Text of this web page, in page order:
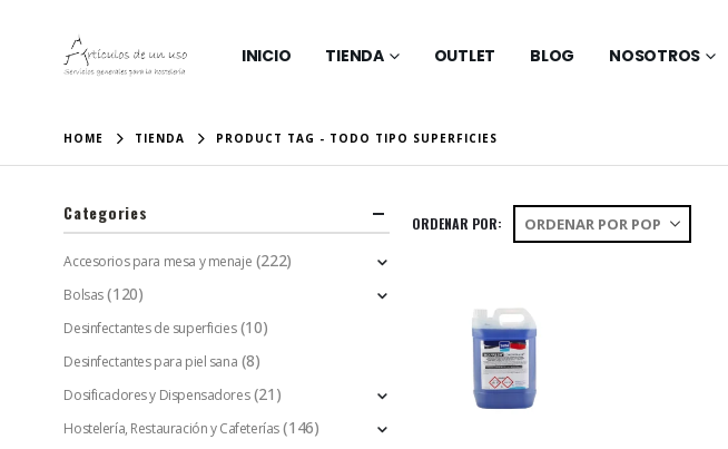
INICIO TIENDA OUTLET BLOG NOSOTROS
HOME TIENDA PRODUCT TAG - TODO TIPO SUPERFICIES
ORDENAR POR:
Categories
Accesorios para mesa y menaje (222)
Bolsas (120)
Desinfectantes de superficies (10)
Desinfectantes para piel sana (8)
Dosificadores y Dispensadores (21)
Hostelería, Restauración y Cafeterías (146)